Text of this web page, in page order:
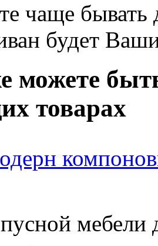
чаще бывать
будет
можете
товарах